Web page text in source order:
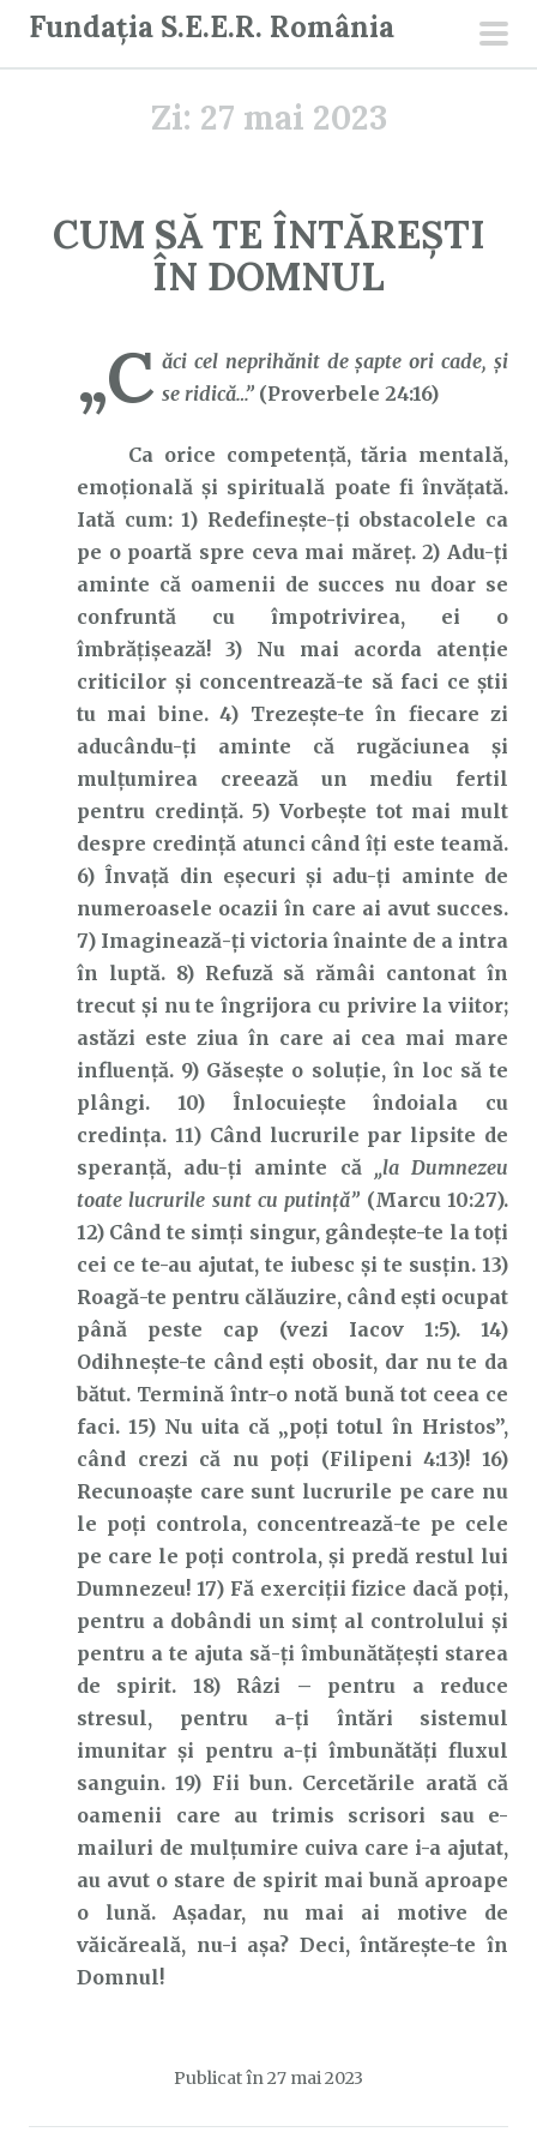
Fundația S.E.E.R. România
Zi: 27 mai 2023
CUM SĂ TE ÎNTĂREȘTI
ÎN DOMNUL
„C ăci cel neprihănit de şapte ori cade, şi
se ridică…” (Proverbele 24:16)
Ca orice competență, tăria mentală,
emoțională și spirituală poate fi învățată.
Iată cum: 1) Redefinește-ți obstacolele ca
pe o poartă spre ceva mai măreț. 2) Adu-ți
aminte că oamenii de succes nu doar se
confruntă cu împotrivirea, ei o
îmbrățișează! 3) Nu mai acorda atenție
criticilor și concentrează-te să faci ce știi
tu mai bine. 4) Trezește-te în fiecare zi
aducându-ți aminte că rugăciunea și
mulțumirea creează un mediu fertil
pentru credință. 5) Vorbește tot mai mult
despre credință atunci când îți este teamă.
6) Învață din eșecuri și adu-ți aminte de
numeroasele ocazii în care ai avut succes.
7) Imaginează-ți victoria înainte de a intra
în luptă. 8) Refuză să rămâi cantonat în
trecut și nu te îngrijora cu privire la viitor;
astăzi este ziua în care ai cea mai mare
influență. 9) Găsește o soluție, în loc să te
plângi. 10) Înlocuiește îndoiala cu
credința. 11) Când lucrurile par lipsite de
speranță, adu-ți aminte că „la Dumnezeu
toate lucrurile sunt cu putință” (Marcu 10:27).
12) Când te simți singur, gândește-te la toți
cei ce te-au ajutat, te iubesc și te susțin. 13)
Roagă-te pentru călăuzire, când ești ocupat
până peste cap (vezi Iacov 1:5). 14)
Odihnește-te când ești obosit, dar nu te da
bătut. Termină într-o notă bună tot ceea ce
faci. 15) Nu uita că „poți totul în Hristos”,
când crezi că nu poți (Filipeni 4:13)! 16)
Recunoaște care sunt lucrurile pe care nu
le poți controla, concentrează-te pe cele
pe care le poți controla, și predă restul lui
Dumnezeu! 17) Fă exerciții fizice dacă poți,
pentru a dobândi un simț al controlului și
pentru a te ajuta să-ți îmbunătățești starea
de spirit. 18) Râzi – pentru a reduce
stresul, pentru a-ți întări sistemul
imunitar și pentru a-ți îmbunătăți fluxul
sanguin. 19) Fii bun. Cercetările arată că
oamenii care au trimis scrisori sau e-
mailuri de mulțumire cuiva care i-a ajutat,
au avut o stare de spirit mai bună aproape
o lună. Așadar, nu mai ai motive de
văicăreală, nu-i așa? Deci, întărește-te în
Domnul!
Publicat în 27 mai 2023